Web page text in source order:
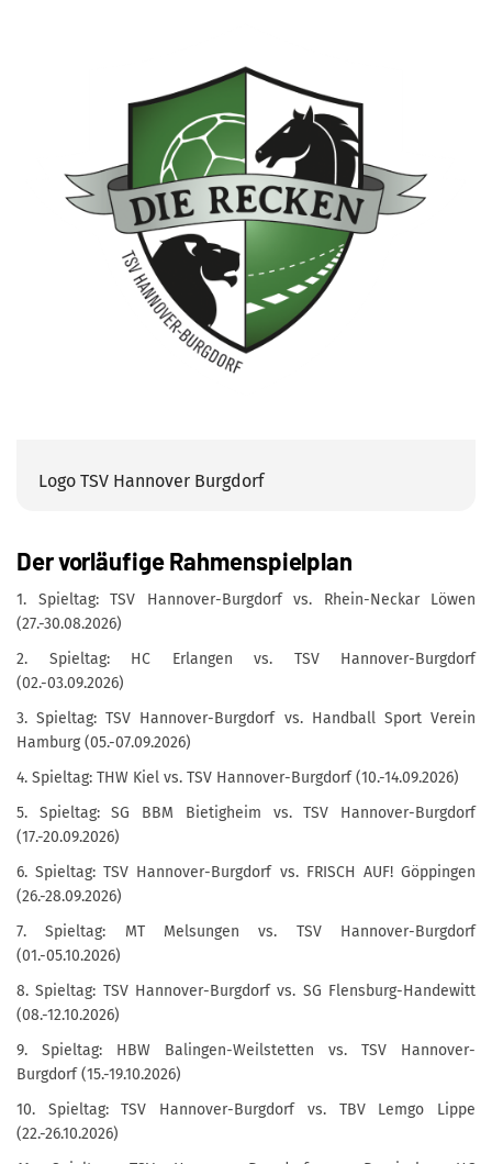
Logo TSV Hannover Burgdorf
Der vorläufige Rahmenspielplan
1. Spieltag: TSV Hannover-Burgdorf vs. Rhein-Neckar Löwen
(27.-30.08.2026)
2. Spieltag: HC Erlangen vs. TSV Hannover-Burgdorf
(02.-03.09.2026)
3. Spieltag: TSV Hannover-Burgdorf vs. Handball Sport Verein
Hamburg (05.-07.09.2026)
4. Spieltag: THW Kiel vs. TSV Hannover-Burgdorf (10.-14.09.2026)
5. Spieltag: SG BBM Bietigheim vs. TSV Hannover-Burgdorf
(17.-20.09.2026)
6. Spieltag: TSV Hannover-Burgdorf vs. FRISCH AUF! Göppingen
(26.-28.09.2026)
7. Spieltag: MT Melsungen vs. TSV Hannover-Burgdorf
(01.-05.10.2026)
8. Spieltag: TSV Hannover-Burgdorf vs. SG Flensburg-Handewitt
(08.-12.10.2026)
9. Spieltag: HBW Balingen-Weilstetten vs. TSV Hannover-
Burgdorf (15.-19.10.2026)
10. Spieltag: TSV Hannover-Burgdorf vs. TBV Lemgo Lippe
(22.-26.10.2026)